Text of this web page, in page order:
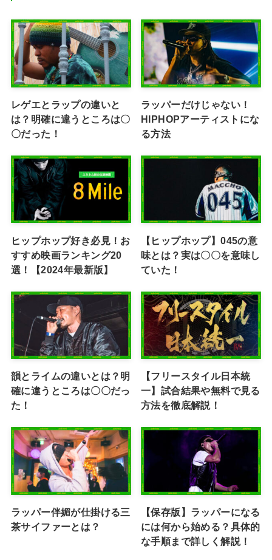
レゲエとラップの違いと
は？明確に違うところは〇
〇だった！
ラッパーだけじゃない！
HIPHOPアーティストにな
る方法
ヒップホップ好き必見！お
すすめ映画ランキング20
選！【2024年最新版】
【ヒップホップ】045の意
味とは？実は〇〇を意味し
ていた！
韻とライムの違いとは？明
確に違うところは〇〇だっ
た！
【フリースタイル日本統
一】試合結果や無料で見る
方法を徹底解説！
ラッパー伴媚が仕掛ける三
茶サイファーとは？
【保存版】ラッパーになる
には何から始める？具体的
な手順まで詳しく解説！